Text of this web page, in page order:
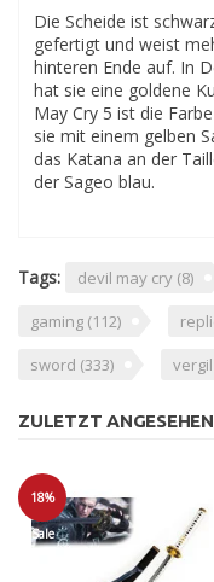
Die Scheide ist
gefertigt und weist
hinteren Ende auf. In
hat sie eine goldene
May Cry 5 ist die
sie mit einem gelben
das Katana an der
der Sageo blau.
Tags: devil may cry (8)
gaming (112)
sword (333) vergil
ZULETZT ANGESEHEN
18%
Sale